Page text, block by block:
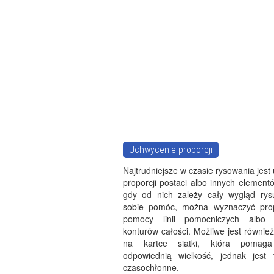
Uchwycenie proporcji
Najtrudniejsze w czasie rysowania jest
proporcji postaci albo innych
gdy od nich zależy cały wygląd
sobie pomóc, można wyznaczyć
pomocy linii pomocniczych albo
konturów całości. Możliwe jest
na kartce siatki, która pomaga
odpowiednią wielkość, jednak jest
czasochłonne.